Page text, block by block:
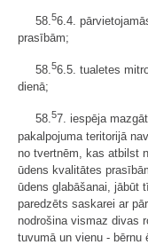
58. 56.4.
prasībām;
58.56.5. tualetes
dienā;
58.57. iespēja
pakalpojuma teritorijā
no tvertnēm, kas atbilst
ūdens kvalitātes
ūdens glabāšanai, jābūt
paredzēts saskarei ar
nodrošina vismaz divas
tuvumā un vienu - bērnu